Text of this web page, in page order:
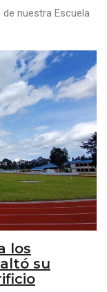
nuestra Escuela
los
su